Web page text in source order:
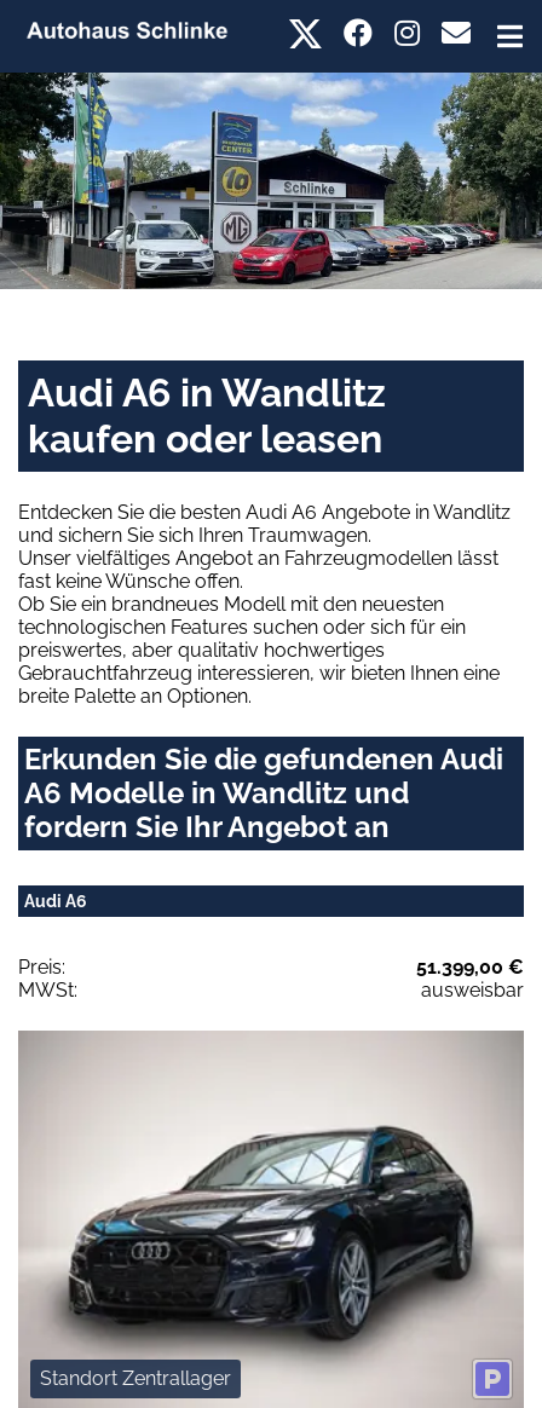
Audi A6 in Wandlitz
kaufen oder leasen
Entdecken Sie die besten Audi A6 Angebote in Wandlitz
und sichern Sie sich Ihren Traumwagen.
Unser vielfältiges Angebot an Fahrzeugmodellen lässt
fast keine Wünsche offen.
Ob Sie ein brandneues Modell mit den neuesten
technologischen Features suchen oder sich für ein
preiswertes, aber qualitativ hochwertiges
Gebrauchtfahrzeug interessieren, wir bieten Ihnen eine
breite Palette an Optionen.
Erkunden Sie die gefundenen Audi
A6 Modelle in Wandlitz und
fordern Sie Ihr Angebot an
Audi A6
Preis:
51.399,00 €
MWSt:
ausweisbar
Standort Zentrallager